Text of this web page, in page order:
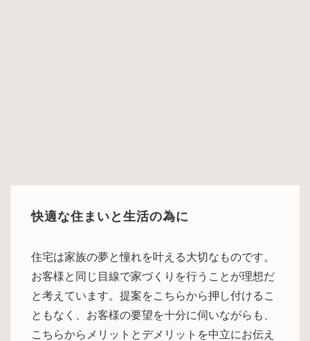
快適な住まいと生活の為に
住宅は家族の夢と憧れを叶える大切なものです。
お客様と同じ目線で家づくりを行うことが理想だ
と考えています。提案をこちらから押し付けるこ
ともなく、お客様の要望を十分に伺いながらも、
こちらからメリットとデメリットを中立にお伝え